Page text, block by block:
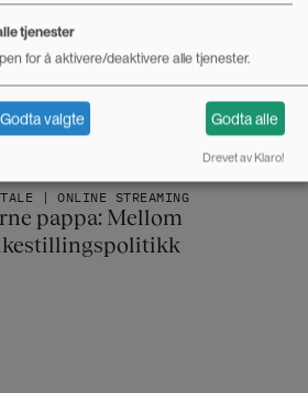
| ONLINE STREAMING
pappa: Mellom
tjenester
for å aktivere/deaktivere alle tjenester.
Godta valgte Godta alle
Drevet av Klaro!